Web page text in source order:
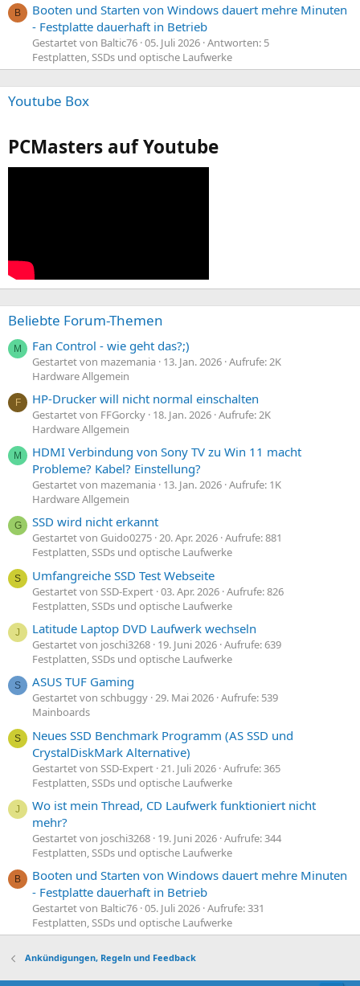
B
Booten und Starten von Windows dauert mehre Minuten
- Festplatte dauerhaft in Betrieb
Gestartet von Baltic76 05. Juli 2026 Antworten: 5
Festplatten, SSDs und optische Laufwerke
Youtube Box
PCMasters auf Youtube
Beliebte Forum-Themen
M Fan Control - wie geht das?;)
Gestartet von mazemania 13. Jan. 2026 Aufrufe: 2K
Hardware Allgemein
F HP-Drucker will nicht normal einschalten
Gestartet von FFGorcky 18. Jan. 2026 Aufrufe: 2K
Hardware Allgemein
M
HDMI Verbindung von Sony TV zu Win 11 macht
Probleme? Kabel? Einstellung?
Gestartet von mazemania 13. Jan. 2026 Aufrufe: 1K
Hardware Allgemein
G SSD wird nicht erkannt
Gestartet von Guido0275 20. Apr. 2026 Aufrufe: 881
Festplatten, SSDs und optische Laufwerke
S Umfangreiche SSD Test Webseite
Gestartet von SSD-Expert 03. Apr. 2026 Aufrufe: 826
Festplatten, SSDs und optische Laufwerke
J Latitude Laptop DVD Laufwerk wechseln
Gestartet von joschi3268 19. Juni 2026 Aufrufe: 639
Festplatten, SSDs und optische Laufwerke
S ASUS TUF Gaming
Gestartet von schbuggy 29. Mai 2026 Aufrufe: 539
Mainboards
S
Neues SSD Benchmark Programm (AS SSD und
CrystalDiskMark Alternative)
Gestartet von SSD-Expert 21. Juli 2026 Aufrufe: 365
Festplatten, SSDs und optische Laufwerke
J
Wo ist mein Thread, CD Laufwerk funktioniert nicht
mehr?
Gestartet von joschi3268 19. Juni 2026 Aufrufe: 344
Festplatten, SSDs und optische Laufwerke
B
Booten und Starten von Windows dauert mehre Minuten
- Festplatte dauerhaft in Betrieb
Gestartet von Baltic76 05. Juli 2026 Aufrufe: 331
Festplatten, SSDs und optische Laufwerke
Ankündigungen, Regeln und Feedback